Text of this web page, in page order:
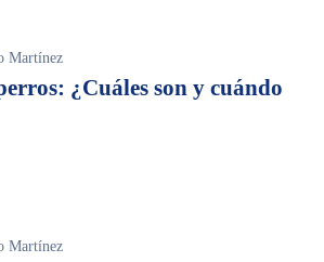
Martínez
¿Cuáles son y cuándo
Martínez